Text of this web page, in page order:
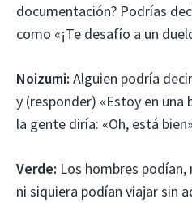
documentación? Podrías
como «¡Te desafío a un
Noizumi: Alguien podría
y (responder) «Estoy en una
la gente diría: «Oh, está
Verde: Los hombres
ni siquiera podían viajar sin